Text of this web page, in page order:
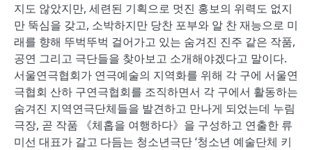
지도 않았지만, 세련된 기획으로 멋진 홍보의 위력도 없지
만 뚝심을 갖고, 소박하지만 당찬 포부와 알 찬 재능으로 미
래를 향해 뚜벅뚜벅 걸어가고 있는 숨겨진 진주 같은 작품,
공연 그리고 극단들을 찾아보고 소개해야겠다고 말이다.
서울연극협회가 연극예술의 지역화를 위해 각 구에 서울연
극협회 산하 구연극협회를 조직하면서 각 구에서 활동하는
숨겨진 지역연극단체들을 발견하고 만나게 되었는데 누림
극장, 곧 작품 《체홉을 여행하다》을 구성하고 연출한 류
미선 대표가 갈고 다듬는 청소년극단 ‘청소년 예술단체 키